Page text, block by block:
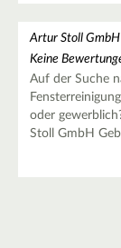
Artur Stoll
Keine
Auf der Suche
oder
Stoll GmbH